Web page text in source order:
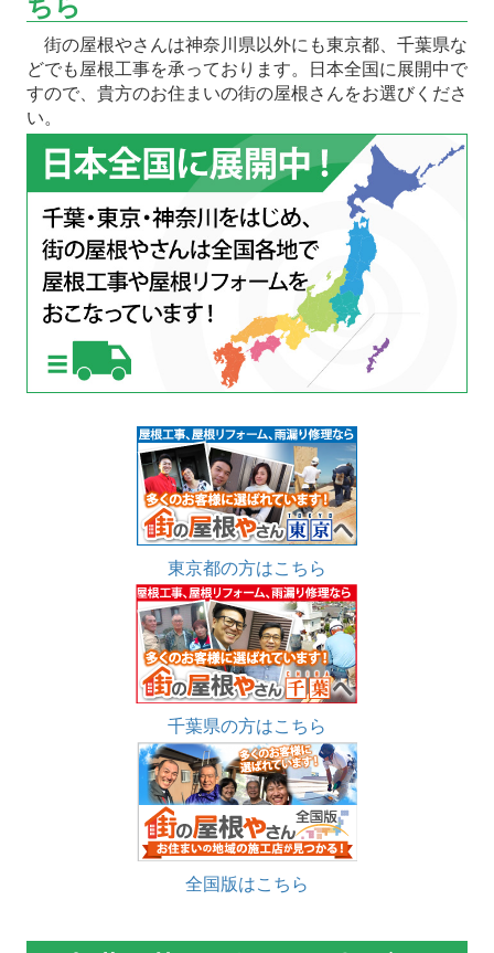
ちら
街の屋根やさんは神奈川県以外にも東京都、千葉県な
どでも屋根工事を承っております。日本全国に展開中で
すので、貴方のお住まいの街の屋根さんをお選びくださ
い。
東京都の方はこちら
千葉県の方はこちら
全国版はこちら